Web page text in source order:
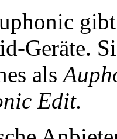
Geräte.
als
Edit.